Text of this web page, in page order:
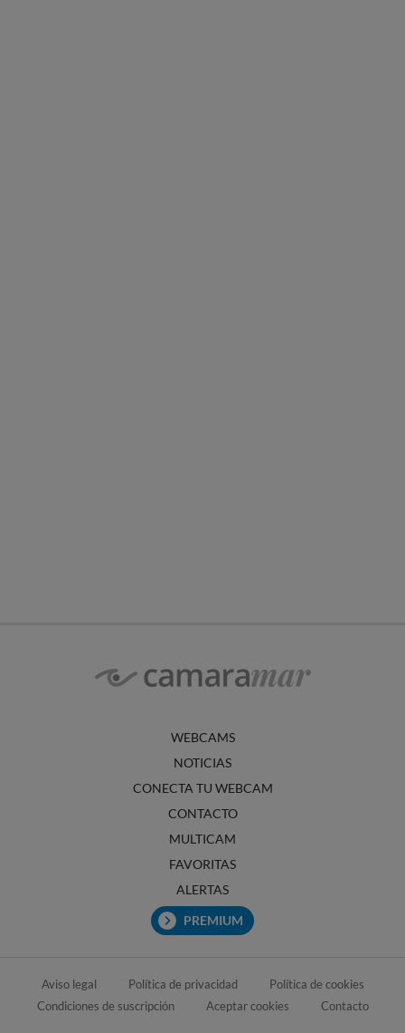
WEBCAMS
NOTICIAS
CONECTA TU WEBCAM
CONTACTO
MULTICAM
FAVORITAS
ALERTAS
PREMIUM
Aviso legal Política de privacidad
Política de cookies
Condiciones de suscripción
Aceptar cookies Contacto